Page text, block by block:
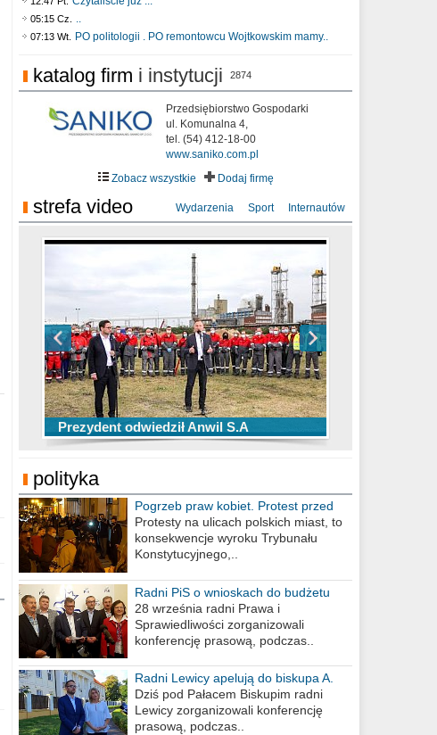
05:15 Cz. ..
07:13 Wt. PO politologii . PO remontowcu Wojtkowskim mamy..
katalog firm i instytucji 2874
Przedsiębiorstwo Gospodarki
ul. Komunalna 4,
tel. (54) 412-18-00
www.saniko.com.pl
Zobacz wszystkie
Dodaj firmę
strefa video Wydarzenia Sport Internautów
Prezydent odwiedził Anwil S.A
TOP 10 przechwytów Anwilu Włocławek
w EBL w sezonie 2019/2020
TOP 5 rzutów Anwilu Włocławek w BCL
w sezonie 2019/2020
Ni To Ponk - W oczach mamy strach
sixf33t .Last Year DRONE FOOTAGE
Włocławek
XXIII Sesja Rady Miasta Włocławek VIII
kadencji w dniu 09.06.2020 r.
polityka
Pogrzeb praw kobiet. Protest przed
biurem poselskim PiS
Protesty na ulicach polskich miast, to
konsekwencje wyroku Trybunału
Konstytucyjnego,..
Radni PiS o wnioskach do budżetu
miasta na 2021 rok
28 września radni Prawa i
Sprawiedliwości zorganizowali
konferencję prasową, podczas..
Radni Lewicy apelują do biskupa A.
Wiesława Meringa
Dziś pod Pałacem Biskupim radni
Lewicy zorganizowali konferencję
prasową, podczas..